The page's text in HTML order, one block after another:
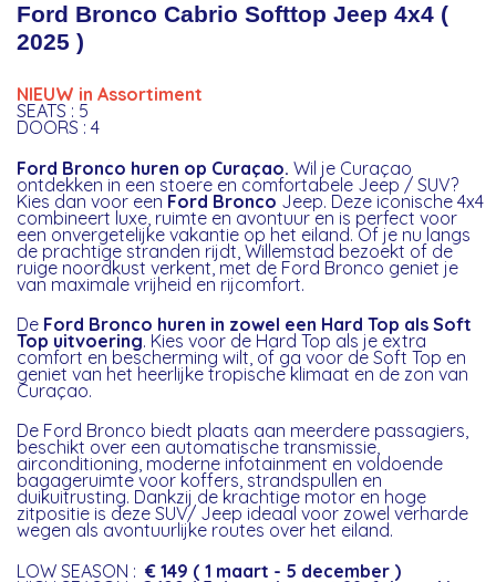
Ford Bronco Cabrio Softtop Jeep 4x4 (
2025 )
NIEUW in Assortiment
SEATS : 5
DOORS : 4
Ford Bronco huren op Curaçao. Wil je Curaçao
ontdekken in een stoere en comfortabele Jeep / SUV?
Kies dan voor een Ford Bronco Jeep. Deze iconische 4x4
combineert luxe, ruimte en avontuur en is perfect voor
een onvergetelijke vakantie op het eiland. Of je nu langs
de prachtige stranden rijdt, Willemstad bezoekt of de
ruige noordkust verkent, met de Ford Bronco geniet je
van maximale vrijheid en rijcomfort.
De Ford Bronco huren in zowel een Hard Top als Soft
Top uitvoering. Kies voor de Hard Top als je extra
comfort en bescherming wilt, of ga voor de Soft Top en
geniet van het heerlijke tropische klimaat en de zon van
Curaçao.
De Ford Bronco biedt plaats aan meerdere passagiers,
beschikt over een automatische transmissie,
airconditioning, moderne infotainment en voldoende
bagageruimte voor koffers, strandspullen en
duikuitrusting. Dankzij de krachtige motor en hoge
zitpositie is deze SUV/ Jeep ideaal voor zowel verharde
wegen als avontuurlijke routes over het eiland.
LOW SEASON :€ 149 ( 1 maart - 5 december )